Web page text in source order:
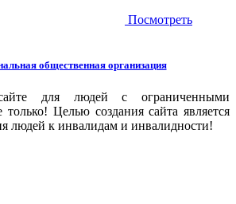
Посмотреть
общественная организация
для людей с ограниченными
Целью создания сайта является
людей к инвалидам и инвалидности!